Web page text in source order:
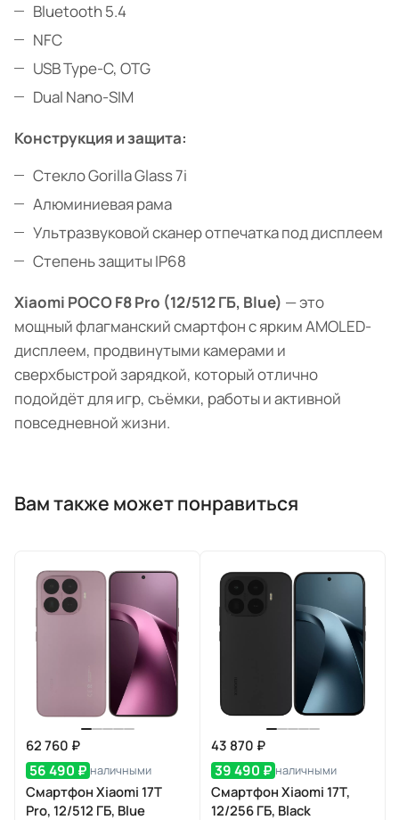
Bluetooth 5.4
NFC
USB Type-C, OTG
Dual Nano-SIM
Конструкция и защита:
Стекло Gorilla Glass 7i
Алюминиевая рама
Ультразвуковой сканер отпечатка под дисплеем
Степень защиты IP68
Xiaomi POCO F8 Pro (12/512 ГБ, Blue) — это
мощный флагманский смартфон с ярким AMOLED-
дисплеем, продвинутыми камерами и
сверхбыстрой зарядкой, который отлично
подойдёт для игр, съёмки, работы и активной
повседневной жизни.
Вам также может понравиться
62 760 ₽
56 490 ₽ наличными
Смартфон Xiaomi 17T
Pro, 12/512 ГБ, Blue
43 870 ₽
39 490 ₽ наличными
Смартфон Xiaomi 17T,
12/256 ГБ, Black